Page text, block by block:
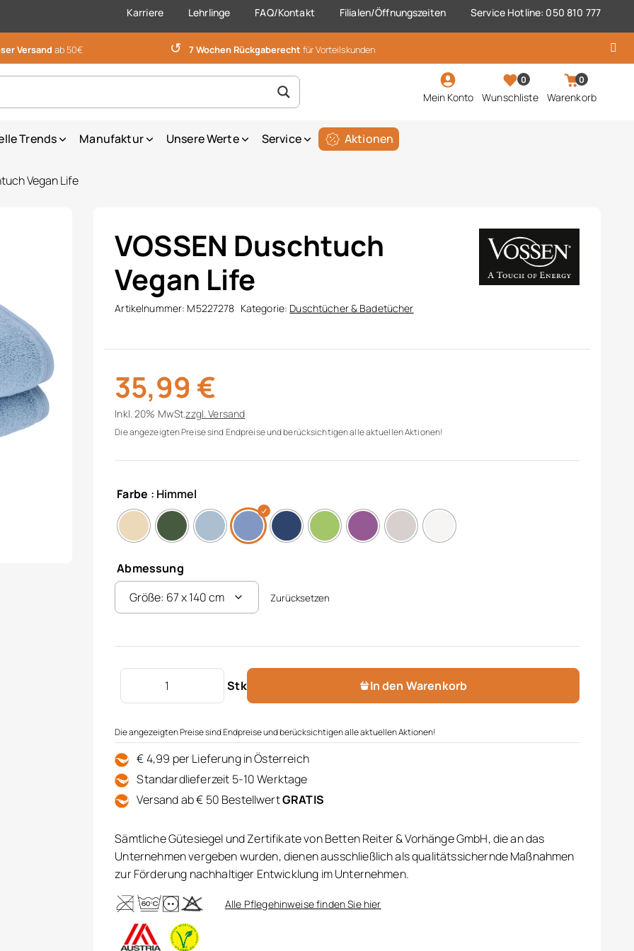
Karriere Lehrlinge FAQ/Kontakt Filialen/Öffnungszeiten Service Hotline: 050 810 777
Versand ab 50€ ↺ 7 Wochen Rückgaberecht für Vorteilskunden
Mein Konto
0
Wunschliste
0
Warenkorb
Trends Manufaktur Unsere Werte Service Aktionen
Vegan Life
VOSSEN Duschtuch
Vegan Life
Artikelnummer: M5227278 Kategorie: Duschtücher & Badetücher
35,99 €
Inkl. 20% MwSt.zzgl.Versand
Die angezeigten Preise sind Endpreise und berücksichtigen alle aktuellen Aktionen!
Farbe : Himmel
Abmessung
Zurücksetzen
Stk
VOSSEN Duschtuch Vegan Life Menge
In den Warenkorb
Die angezeigten Preise sind Endpreise und berücksichtigen alle aktuellen Aktionen!
€ 4,99 per Lieferung in Österreich
Standardlieferzeit 5-10 Werktage
Versand ab € 50 BestellwertGRATIS
Sämtliche Gütesiegel und Zertifikate von Betten Reiter & Vorhänge GmbH, die an das
Unternehmen vergeben wurden, dienen ausschließlich als qualitätssichernde Maßnahmen
zur Förderung nachhaltiger Entwicklung im Unternehmen.
Alle Pflegehinweise finden Sie hier